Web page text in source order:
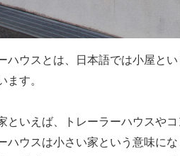
ハウスとは、日本語では小屋と
ます。
といえば、トレーラーハウスや
ハウスは小さい家という意味に